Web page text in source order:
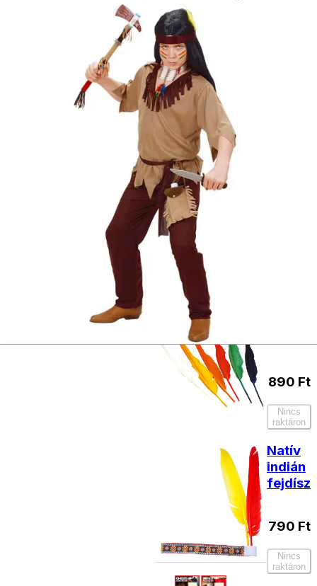
Ár
Darab
Kosárba
Szállítás:
- Csomagautomata: 1190
forinttól
- Házhozszállítás: 2190
forinttól
- Személyes átvétel:
ingyenesen
Kiegészítő
termékek
890 Ft
Nincs
raktáron
Natív
indián
fejdísz
790 Ft
Nincs
raktáron